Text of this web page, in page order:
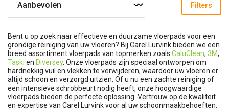
Filters
Bent u op zoek naar effectieve en duurzame vloerpads voor een
grondige reiniging van uw vloeren? Bij Carel Lurvink bieden we een
breed assortiment vloerpads van topmerken zoals CaluClean, 3M,
Taski en Diversey. Onze vloerpads zijn speciaal ontworpen om
hardnekkig vuil en vlekken te verwijderen, waardoor uw vloeren er
altijd schoon en verzorgd uitzien. Of u nu een zachte reiniging of
een intensieve schrobbeurt nodig heeft, onze hoogwaardige
vloerpads bieden de perfecte oplossing. Vertrouw op de kwaliteit
en expertise van Carel Lurvink voor al uw schoonmaakbehoeften.